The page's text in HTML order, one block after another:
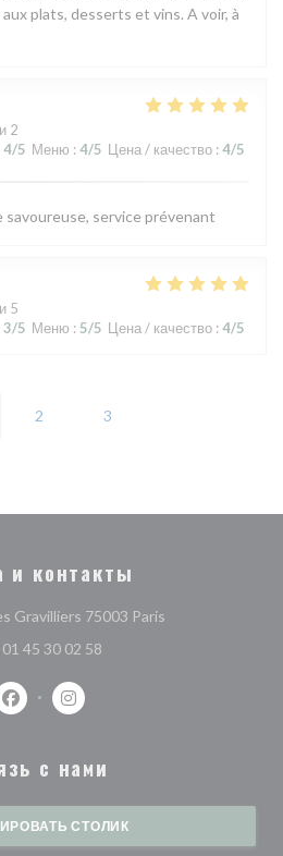
plats, desserts et vins. A voir, à
2
4/5 Меню : 4/5 Цена / качество : 4/5
savoureuse, service prévenant
5
3/5 Меню : 5/5 Цена / качество : 4/5
2 3
и контакты
Gravilliers 75003 Paris((открывается в
01 45 30 02 58
Facebook ((открывается в новом
Instagram ((открывается в
с нами
СТОЛИК